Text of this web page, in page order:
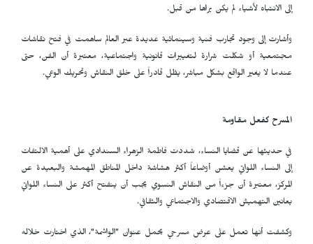
إلى الانتباه لأشياء لم يكن يراها من قبل.
وأشارت إلى وجود تجارب فنية وسينمائية عديدة عبر العالم ساهمت في فتح نقاشات
مجتمعية أو شكلت شرارة لتغييرات قانونية واجتماعية، معتبرة أن الفن، حتى
عندما لا يغير الواقع بشكل مباشر، يظل قادراً على خلق النقاش وتحريك الوعي.
المسرح كفعل مقاومة
في حديثها عن قضايا النساء، شددت فاطمة الزهراء السندادي على أهمية الالتفات
إلى النساء اللواتي يعشن أوضاعاً أكثر هشاشة داخل المناطق المهمشة والبعيدة عن
المركز، معتبرة أن جزءاً من النقاش النسوي يجب أن ينفتح أكثر على النساء اللواتي
يعانين التهميش الاقتصادي والاجتماعي والثقافي.
وكشفت أنها تعمل على عرض مسرحي يحمل عنوان "الواشمة"، الذي اختارت خلاله